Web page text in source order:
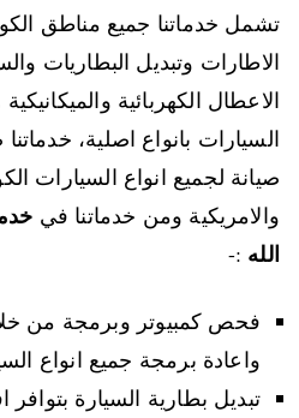
تشمل خدماتنا جميع مناطق
الاطارات وتبديل البطاريات
الاعطال الكهربائية
السيارات بانواع اصلية،
صيانة لجميع انواع السيارات
والامريكية ومن خدماتنا في
الله :-
فحص كمبيوتر وبرمجة من
واعادة برمجة جميع انواع
تبديل بطارية السيارة